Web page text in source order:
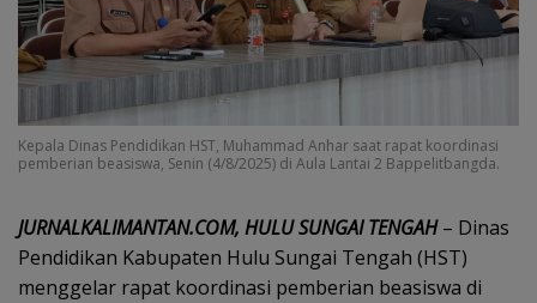
Kepala Dinas Pendidikan HST, Muhammad Anhar saat rapat koordinasi
pemberian beasiswa, Senin (4/8/2025) di Aula Lantai 2 Bappelitbangda.
JURNALKALIMANTAN.COM, HULU SUNGAI TENGAH– Dinas
Pendidikan Kabupaten Hulu Sungai Tengah (HST)
menggelar rapat koordinasi pemberian beasiswa di